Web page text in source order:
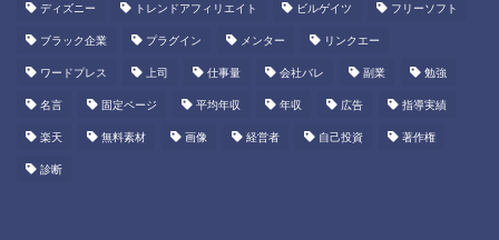
ディズニー トレンドアフィリエイト ビルゲイツ フリーソフト
ブラック企業 プラグイン メンター リンクエー
ワードプレス 上司 仕事量 会社バレ 副業 勉強
名言 固定ページ 平均年収 年収 広告 指導実績
楽天 無料素材 画像 経営者 自己投資 著作権
診断